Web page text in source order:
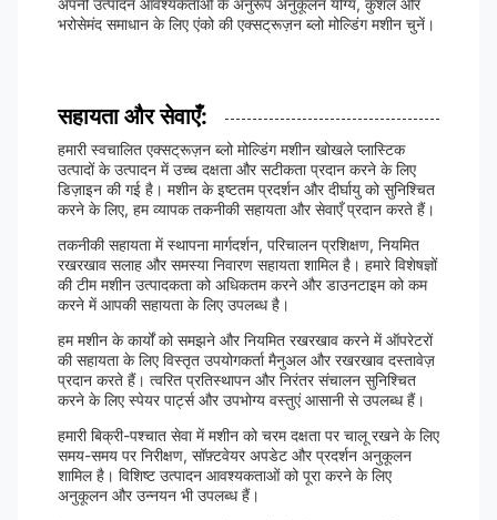
अपनी उत्पादन आवश्यकताओं के अनुरूप अनुकूलन योग्य, कुशल और
भरोसेमंद समाधान के लिए एंको की एक्सट्रूज़न ब्लो मोल्डिंग मशीन चुनें।
सहायता और सेवाएँ:
हमारी स्वचालित एक्सट्रूज़न ब्लो मोल्डिंग मशीन खोखले प्लास्टिक
उत्पादों के उत्पादन में उच्च दक्षता और सटीकता प्रदान करने के लिए
डिज़ाइन की गई है। मशीन के इष्टतम प्रदर्शन और दीर्घायु को सुनिश्चित
करने के लिए, हम व्यापक तकनीकी सहायता और सेवाएँ प्रदान करते हैं।
तकनीकी सहायता में स्थापना मार्गदर्शन, परिचालन प्रशिक्षण, नियमित
रखरखाव सलाह और समस्या निवारण सहायता शामिल है। हमारे विशेषज्ञों
की टीम मशीन उत्पादकता को अधिकतम करने और डाउनटाइम को कम
करने में आपकी सहायता के लिए उपलब्ध है।
हम मशीन के कार्यों को समझने और नियमित रखरखाव करने में ऑपरेटरों
की सहायता के लिए विस्तृत उपयोगकर्ता मैनुअल और रखरखाव दस्तावेज़
प्रदान करते हैं। त्वरित प्रतिस्थापन और निरंतर संचालन सुनिश्चित
करने के लिए स्पेयर पार्ट्स और उपभोग्य वस्तुएं आसानी से उपलब्ध हैं।
हमारी बिक्री-पश्चात सेवा में मशीन को चरम दक्षता पर चालू रखने के लिए
समय-समय पर निरीक्षण, सॉफ़्टवेयर अपडेट और प्रदर्शन अनुकूलन
शामिल है। विशिष्ट उत्पादन आवश्यकताओं को पूरा करने के लिए
अनुकूलन और उन्नयन भी उपलब्ध हैं।